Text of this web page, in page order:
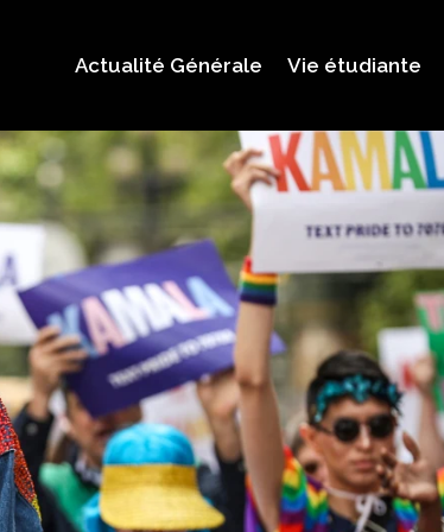
Actualité Générale Vie étudiante